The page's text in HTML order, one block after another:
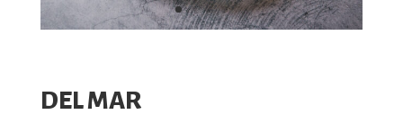
DEL MAR